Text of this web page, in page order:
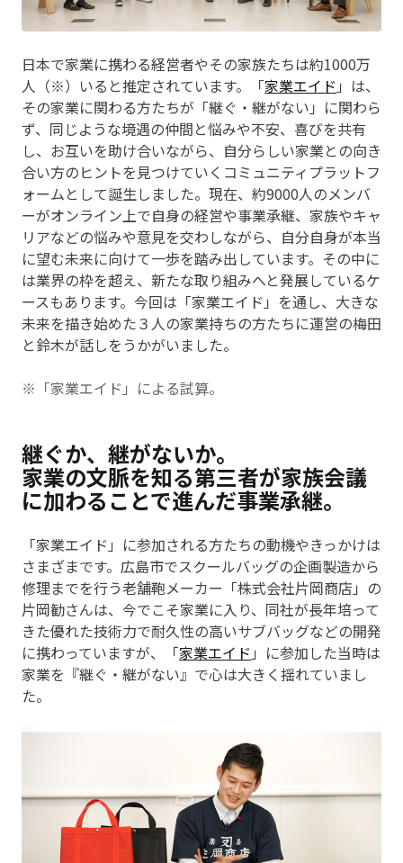
日本で家業に携わる経営者やその家族たちは約1000万
人（※）いると推定されています。「家業エイド 」は、
その家業に関わる方たちが「継ぐ・継がない」に関わら
ず、同じような境遇の仲間と悩みや不安、喜びを共有
し、お互いを助け合いながら、自分らしい家業との向き
合い方のヒントを見つけていくコミュニティプラットフ
ォームとして誕生しました。現在、約9000人のメンバ
ーがオンライン上で自身の経営や事業承継、家族やキャ
リアなどの悩みや意見を交わしながら、自分自身が本当
に望む未来に向けて一歩を踏み出しています。その中に
は業界の枠を超え、新たな取り組みへと発展しているケ
ースもあります。今回は「家業エイド」を通し、大きな
未来を描き始めた３人の家業持ちの方たちに運営の梅田
と鈴木が話しをうかがいました。
※「家業エイド」による試算。
継ぐか、継がないか――。
家業の文脈を知る第三者が家族会議
に加わることで進んだ事業承継。
「家業エイド」に参加される方たちの動機やきっかけは
さまざまです。広島市でスクールバッグの企画製造から
修理までを行う老舗鞄メーカー「株式会社片岡商店」の
片岡勧さんは、今でこそ家業に入り、同社が長年培って
きた優れた技術力で耐久性の高いサブバッグなどの開発
に携わっていますが、「家業エイド 」に参加した当時は
家業を『継ぐ・継がない』で心は大きく揺れていまし
た。